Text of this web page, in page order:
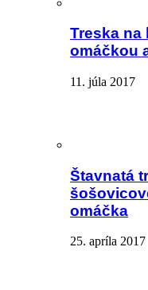
Treska na
omáčkou
11. júla 2017
Štavnatá
omáčka
25. apríla 2017